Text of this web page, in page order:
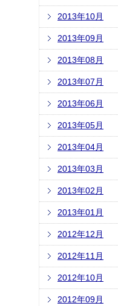
2013年10月
2013年09月
2013年08月
2013年07月
2013年06月
2013年05月
2013年04月
2013年03月
2013年02月
2013年01月
2012年12月
2012年11月
2012年10月
2012年09月